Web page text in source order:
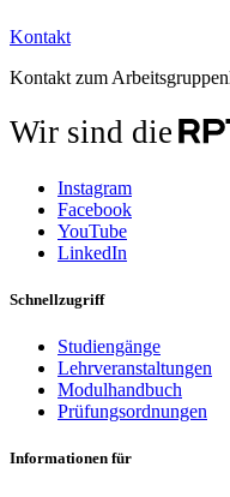
Kontakt
Kontakt zum
Wir sind die
Instagram
Facebook
YouTube
LinkedIn
Schnellzugriff
Studiengänge
Lehrveranstaltungen
Modulhandbuch
Prüfungsordnungen
Informationen für